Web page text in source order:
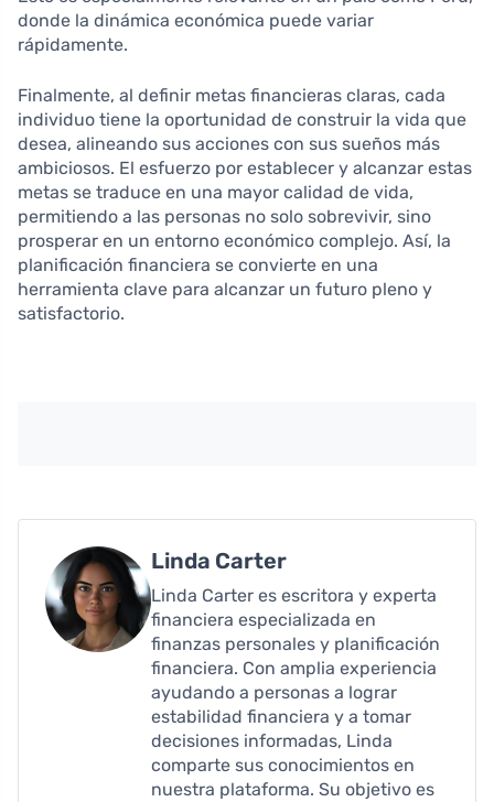
donde la dinámica económica puede variar
rápidamente.
Finalmente, al definir metas financieras claras, cada
individuo tiene la oportunidad de construir la vida que
desea, alineando sus acciones con sus sueños más
ambiciosos. El esfuerzo por establecer y alcanzar estas
metas se traduce en una mayor calidad de vida,
permitiendo a las personas no solo sobrevivir, sino
prosperar en un entorno económico complejo. Así, la
planificación financiera se convierte en una
herramienta clave para alcanzar un futuro pleno y
satisfactorio.
Linda Carter
Linda Carter es escritora y experta
financiera especializada en
finanzas personales y planificación
financiera. Con amplia experiencia
ayudando a personas a lograr
estabilidad financiera y a tomar
decisiones informadas, Linda
comparte sus conocimientos en
nuestra plataforma. Su objetivo es